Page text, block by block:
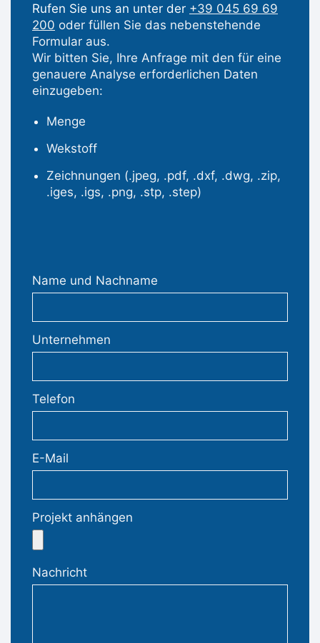
Rufen Sie uns an unter der +39 045 69 69
200 oder füllen Sie das nebenstehende
Formular aus.
Wir bitten Sie, Ihre Anfrage mit den für eine
genauere Analyse erforderlichen Daten
einzugeben:
Menge
Wekstoff
Zeichnungen (.jpeg, .pdf, .dxf, .dwg, .zip,
.iges, .igs, .png, .stp, .step)
Name und Nachname
Unternehmen
Telefon
E-Mail
Projekt anhängen
Nachricht